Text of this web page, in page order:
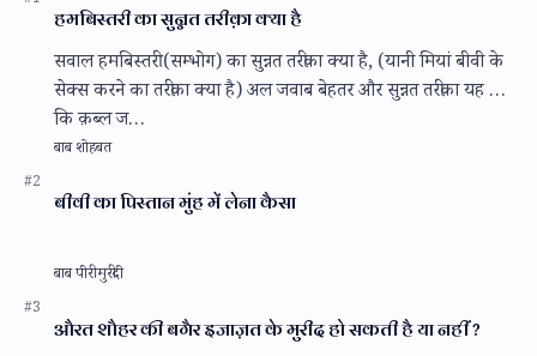
हमबिस्तरी का सुन्नत तरीक़ा क्या है
सवाल हमबिस्तरी (सम्भोग) का सुन्नत तरीक़ा क्या है, (यानी मियां बीवी के
सेक्स करने का तरीक़ा क्या है) अल जवाब बेहतर और सुन्नत तरीक़ा यह है
कि क़ब्ल ज…
बीवी का पिस्तान मुंह में लेना कैसा
औरत शौहर की बगैर इजाज़त के मुरीद हो सकती है या नहीं ?